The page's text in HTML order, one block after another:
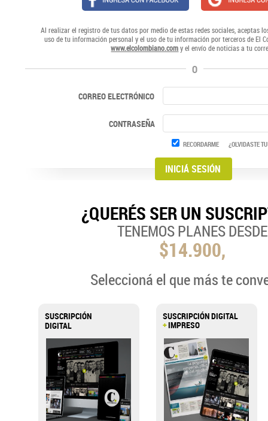
Al realizar el registro de tus datos por medio de estas redes sociales, aceptas
uso de tu información personal y el uso de tu información por terceros de El
www.elcolombiano.comy el envío de noticias a tu
O
CORREO ELECTRÓNICO
CONTRASEÑA
RECORDARME ¿OLVIDASTE TU
¿QUERÉS SER UN
TENEMOS PLANES DESDE
$14.900,
Seleccioná el que más te
SUSCRIPCIÓN
DIGITAL
SUSCRIPCIÓN DIGITAL
+IMPRESO